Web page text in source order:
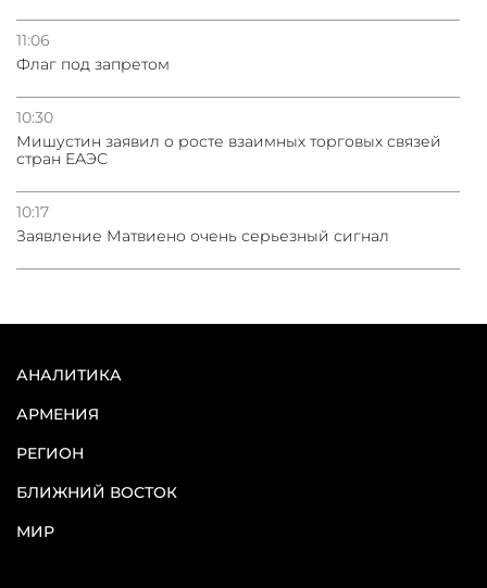
11:06
Флаг под запретом
10:30
Мишустин заявил о росте взаимных торговых связей
стран ЕАЭС
10:17
Заявление Матвиено очень серьезный сигнал
АНАЛИТИКА
АРМЕНИЯ
РЕГИОН
БЛИЖНИЙ ВОСТОК
МИР